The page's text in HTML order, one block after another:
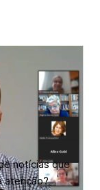
notícias que
atenção?